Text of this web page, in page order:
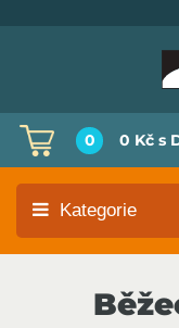
0 0 Kč s
Kategorie